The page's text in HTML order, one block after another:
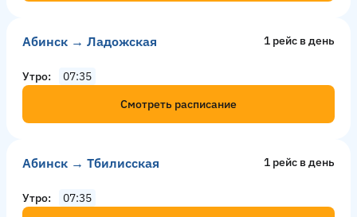
Абинск → Ладожская 1 рейс в день
Утро
07:35
Смотреть расписание
Абинск → Тбилисская 1 рейс в день
Утро
07:35